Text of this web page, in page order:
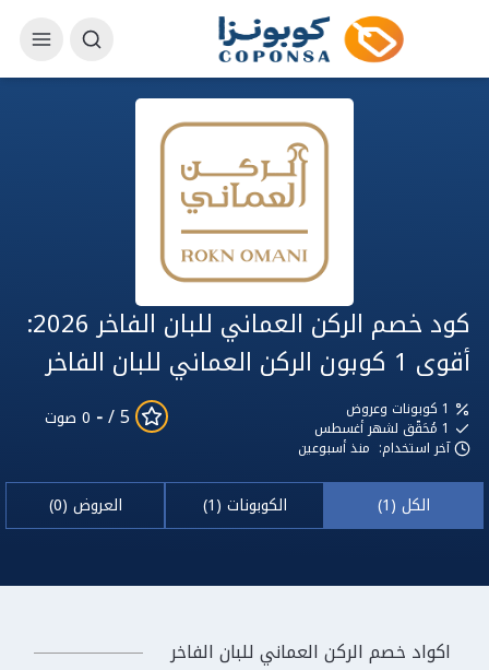
كود خصم الركن العماني للبان الفاخر 2026:
أقوى 1 كوبون الركن العماني للبان الفاخر
مُحَقّق لشهر أغسطس
آخر استخدام: منذ أسبوعين
5 /
- 0 صوت
الكل (1) الكوبونات (1) العروض (0)
اكواد خصم الركن العماني للبان الفاخر